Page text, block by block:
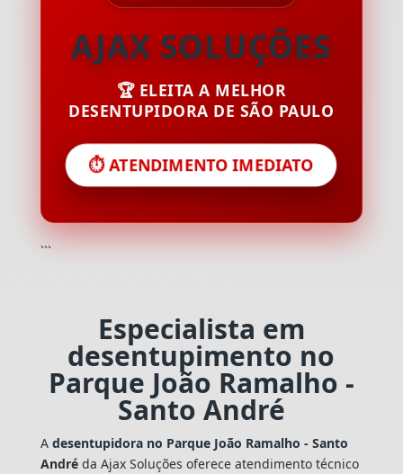
AJAX SOLUÇÕES
🏆 ELEITA A MELHOR
DESENTUPIDORA DE SÃO PAULO
⏱️ ATENDIMENTO IMEDIATO
```
Especialista em
desentupimento no
Parque João Ramalho -
Santo André
A desentupidora no Parque João Ramalho - Santo
Andréda Ajax Soluções oferece atendimento técnico